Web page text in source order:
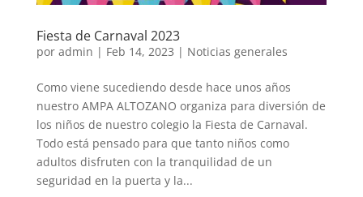
Fiesta de Carnaval 2023
por admin | Feb 14, 2023 | Noticias generales
Como viene sucediendo desde hace unos años
nuestro AMPA ALTOZANO organiza para diversión de
los niños de nuestro colegio la Fiesta de Carnaval.
Todo está pensado para que tanto niños como
adultos disfruten con la tranquilidad de un
seguridad en la puerta y la...